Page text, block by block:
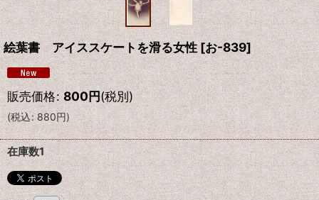
絵葉書 アイススケートを滑る女性 [お-839]
販売価格: 800円(税別)
(税込: 880円)
在庫数1